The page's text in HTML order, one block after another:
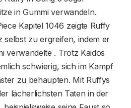
in Gummi verwandeln.
Kapitel 1046 zeigte Ruffy
selbst zu ergreifen, indem er
verwandelte . Trotz Kaidos
schwierig, sich im Kampf
zu behaupten. Mit Ruffys
lächerlichsten Taten in der